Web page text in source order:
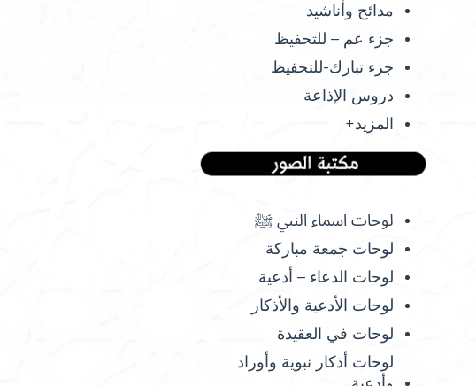
مدائح وأناشيد
جزء عم – للتحفيظ
جزء تبارك-للتحفيظ
دروس الإذاعة
المزيد+
لوحات اسماء النبي ﷺ
لوحات جمعة مباركة
لوحات الدعاء – أدعية
لوحات الأدعية والأذكار
لوحات في العقيدة
لوحات أذكار نبوية وأوراد